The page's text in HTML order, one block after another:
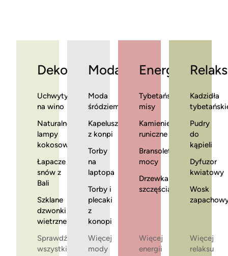
Dekoracje
Uchwyty
na wino
Naturalne
lampy
kokosowe
Łapacze
snów z
Bali
Szklane
dzwonki
wietrzne
Sprawdź
wszystkie
Moda
Moda
śródziemnomorska
Kapelusze
z konpi
Torby
na
laptopa
Torby i
plecaki
z
konopi
Więcej
mody
Energia
Tybetańskie
misy
Kamienie
runiczne
Bransoletki
mocy
Drzewka
szczęścia
Więcej
energii
Relaks
Kadzidła
Pudry
do
kąpieli
Dyfuzor
kwiatowy
Wosk
Więcej
relaksu